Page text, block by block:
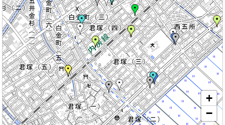
+
−